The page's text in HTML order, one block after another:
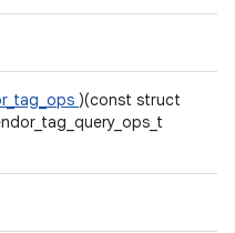
)(const struct